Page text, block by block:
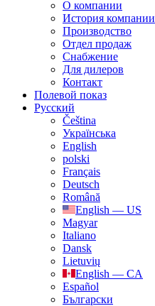
О компании
История компании
Производство
Отдел продаж
Cнабжение
Для дилеров
Контакт
Полевой показ
Русский
Čeština
Українська
English
polski
Français
Deutsch
Română
English — US
Magyar
Italiano
Dansk
Lietuvių
English — CA
Español
Български